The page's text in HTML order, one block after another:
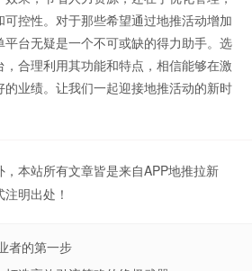
控性。对于那些希望通过地推活动增加
台无疑是一个不可或缺的得力助手。选
合理利用其功能和特点，相信能够在激
业绩。让我们一起迎接地推活动的新时
，本站所有文章皆是来自APP地推拉新
明出处！
者的第一步